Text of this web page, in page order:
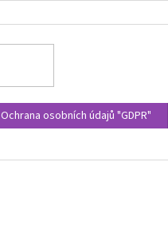
Ochrana osobních údajů "GDPR"